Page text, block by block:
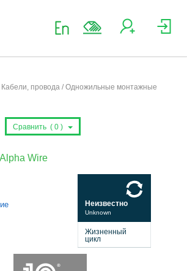
Кабели, провода / Одножильные монтажные
Сравнить ( 0 )
Alpha Wire